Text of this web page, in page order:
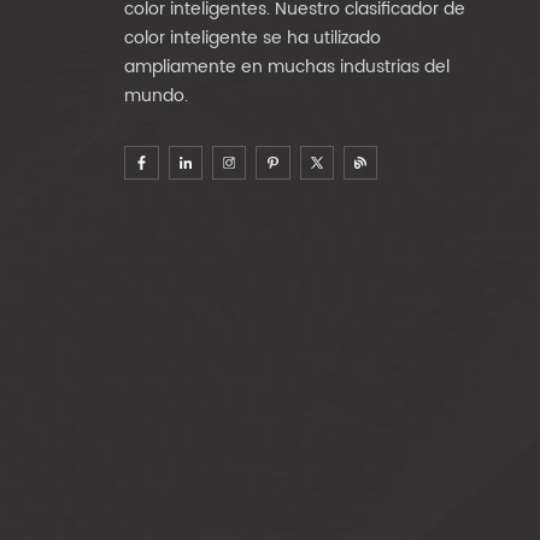
color inteligentes. Nuestro clasificador de
color inteligente se ha utilizado
ampliamente en muchas industrias del
mundo.